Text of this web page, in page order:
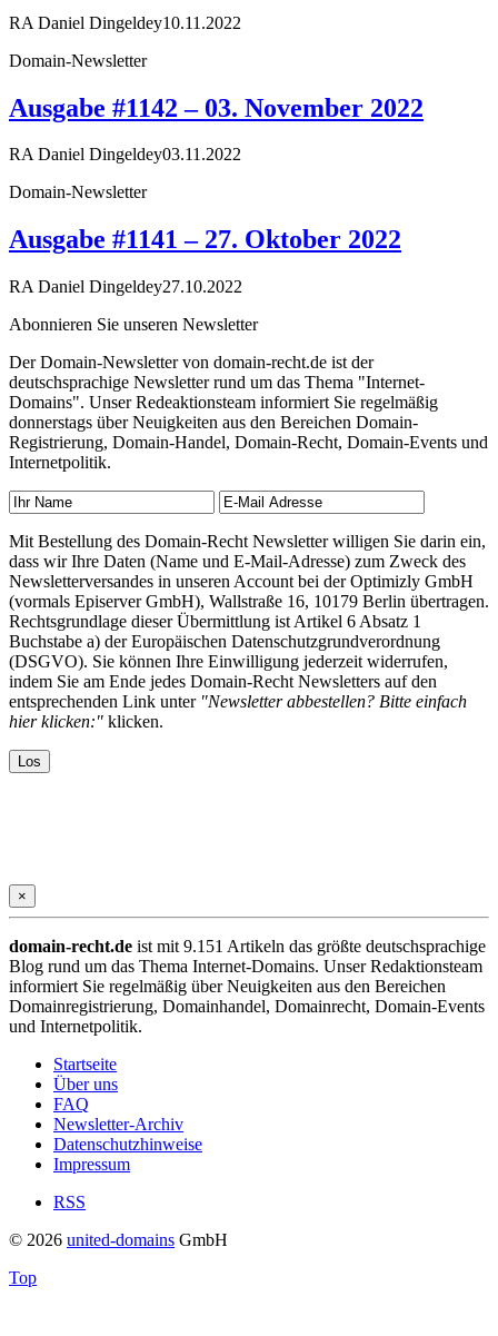
RA Daniel Dingeldey10.11.2022
Domain-Newsletter
Ausgabe #1142 – 03. November 2022
RA Daniel Dingeldey03.11.2022
Domain-Newsletter
Ausgabe #1141 – 27. Oktober 2022
RA Daniel Dingeldey27.10.2022
Abonnieren Sie unseren Newsletter
Der Domain-Newsletter von domain-recht.de ist der
deutschsprachige Newsletter rund um das Thema "Internet-
Domains". Unser Redeaktionsteam informiert Sie regelmäßig
donnerstags über Neuigkeiten aus den Bereichen Domain-
Registrierung, Domain-Handel, Domain-Recht, Domain-Events und
Internetpolitik.
Mit Bestellung des Domain-Recht Newsletter willigen Sie darin ein,
dass wir Ihre Daten (Name und E-Mail-Adresse) zum Zweck des
Newsletterversandes in unseren Account bei der Optimizly GmbH
(vormals Episerver GmbH), Wallstraße 16, 10179 Berlin übertragen.
Rechtsgrundlage dieser Übermittlung ist Artikel 6 Absatz 1
Buchstabe a) der Europäischen Datenschutzgrundverordnung
(DSGVO). Sie können Ihre Einwilligung jederzeit widerrufen,
indem Sie am Ende jedes Domain-Recht Newsletters auf den
entsprechenden Link unter "Newsletter abbestellen? Bitte einfach
hier klicken:" klicken.
×
domain-recht.de ist mit 9.151 Artikeln das größte deutschsprachige
Blog rund um das Thema Internet-Domains. Unser Redaktionsteam
informiert Sie regelmäßig über Neuigkeiten aus den Bereichen
Domainregistrierung, Domainhandel, Domainrecht, Domain-Events
und Internetpolitik.
Startseite
Über uns
FAQ
Newsletter-Archiv
Datenschutzhinweise
Impressum
RSS
© 2026 united-domains GmbH
Top